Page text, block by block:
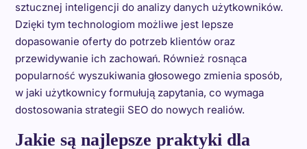
sztucznej inteligencji do analizy danych użytkowników.
Dzięki tym technologiom możliwe jest lepsze
dopasowanie oferty do potrzeb klientów oraz
przewidywanie ich zachowań. Również rosnąca
popularność wyszukiwania głosowego zmienia sposób,
w jaki użytkownicy formułują zapytania, co wymaga
dostosowania strategii SEO do nowych realiów.
Jakie są najlepsze praktyki dla